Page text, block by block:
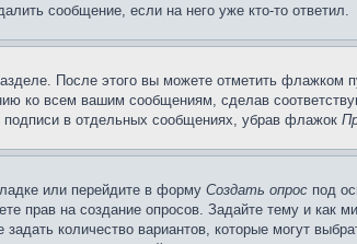
сообщение, если на него уже кто-то ответил.
После этого вы можете отметить флажком
ко всем вашим сообщениям, сделав
в отдельных сообщениях, убрав флажок
или перейдите в форму Создать опрос под
прав на создание опросов. Задайте тему и как
количество вариантов, которые могут